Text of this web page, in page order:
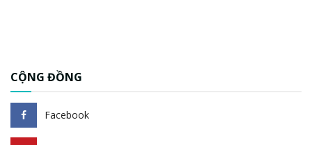
CỘNG ĐỒNG
Facebook